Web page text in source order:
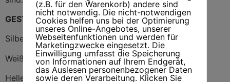
GESTELLFARBEN
Silber (eloxiert)
Weiß, RAL 9010
Hellelfenbein, RAL 1015
(z.B. für den Warenkorb) andere sind
nicht notwendig. Die nicht-notwendigen
Cookies helfen uns bei der Optimierung
unseres Online-Angebotes, unserer
Webseitenfunktionen und werden für
Marketingzwecke eingesetzt. Die
Einwilligung umfasst die Speicherung
von Informationen auf Ihrem Endgerät,
das Auslesen personenbezogener Daten
sowie deren Verarbeitung. Klicken Sie